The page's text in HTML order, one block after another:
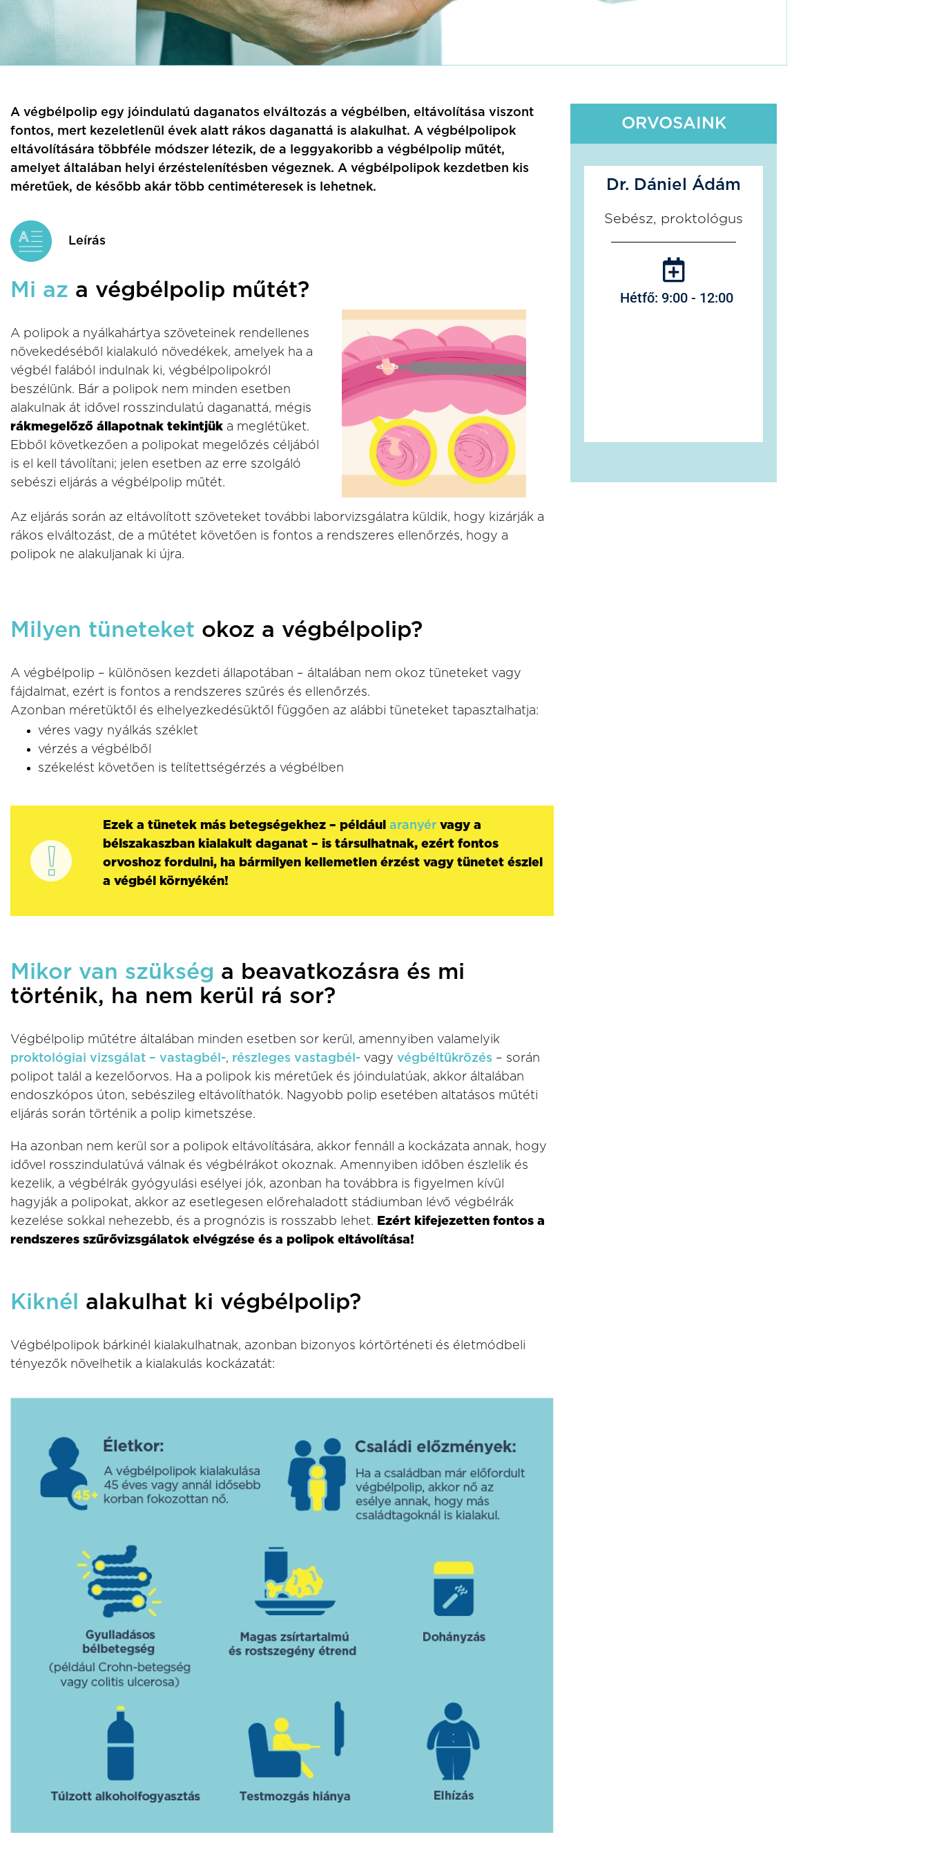
A végbélpolip egy jóindulatú daganatos elváltozás a végbélben, eltávolítása viszont
fontos, mert kezeletlenül évek alatt rákos daganattá is alakulhat. A végbélpolipok
eltávolítására többféle módszer létezik, de a leggyakoribb a végbélpolip műtét,
amelyet általában helyi érzéstelenítésben végeznek. A végbélpolipok kezdetben kis
méretűek, de később akár több centiméteresek is lehetnek.
Leírás
Mi az a végbélpolip műtét?
A polipok a nyálkahártya szöveteinek rendellenes
növekedéséből kialakuló növedékek, amelyek ha a
végbél falából indulnak ki, végbélpolipokról
beszélünk. Bár a polipok nem minden esetben
alakulnak át idővel rosszindulatú daganattá, mégis
rákmegelőző állapotnak tekintjük a meglétüket.
Ebből következően a polipokat megelőzés céljából
is el kell távolítani; jelen esetben az erre szolgáló
sebészi eljárás a végbélpolip műtét.
Az eljárás során az eltávolított szöveteket további laborvizsgálatra küldik, hogy kizárják a
rákos elváltozást, de a műtétet követően is fontos a rendszeres ellenőrzés, hogy a
polipok ne alakuljanak ki újra.
Milyen tüneteket okoz a végbélpolip?
A végbélpolip – különösen kezdeti állapotában – általában nem okoz tüneteket vagy
fájdalmat, ezért is fontos a rendszeres szűrés és ellenőrzés.
Azonban méretüktől és elhelyezkedésüktől függően az alábbi tüneteket tapasztalhatja:
véres vagy nyálkás széklet
vérzés a végbélből
székelést követően is telítettségérzés a végbélben
Ezek a tünetek más betegségekhez – példáularanyér vagy a
bélszakaszban kialakult daganat – is társulhatnak, ezért fontos
orvoshoz fordulni, ha bármilyen kellemetlen érzést vagy tünetet észlel
a végbél környékén!
Mikor van szükség a beavatkozásra és mi
történik, ha nem kerül rá sor?
Végbélpolip műtétre általában minden esetben sor kerül, amennyiben valamelyik
proktológiai vizsgálat – vastagbél-, részleges vastagbél- vagy végbéltükrözés – során
polipot talál a kezelőorvos. Ha a polipok kis méretűek és jóindulatúak, akkor általában
endoszkópos úton, sebészileg eltávolíthatók. Nagyobb polip esetében altatásos műtéti
eljárás során történik a polip kimetszése.
Ha azonban nem kerül sor a polipok eltávolítására, akkor fennáll a kockázata annak, hogy
idővel rosszindulatúvá válnak és végbélrákot okoznak. Amennyiben időben észlelik és
kezelik, a végbélrák gyógyulási esélyei jók, azonban ha továbbra is figyelmen kívül
hagyják a polipokat, akkor az esetlegesen előrehaladott stádiumban lévő végbélrák
kezelése sokkal nehezebb, és a prognózis is rosszabb lehet. Ezért kifejezetten fontos a
rendszeres szűrővizsgálatok elvégzése és a polipok eltávolítása!
Kiknél alakulhat ki végbélpolip?
Végbélpolipok bárkinél kialakulhatnak, azonban bizonyos kórtörténeti és életmódbeli
tényezők növelhetik a kialakulás kockázatát:
ORVOSAINK
Dr. Dániel Ádám
Sebész, proktológus
Hétfő: 9:00 - 12:00